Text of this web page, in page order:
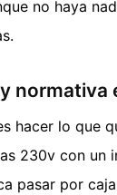
no haya
normativa
hacer lo que
230v con un
pasar por